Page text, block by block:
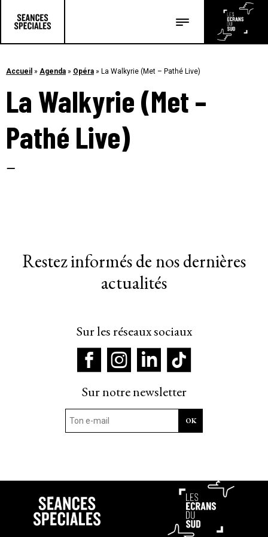
Les articles
Accueil » Agenda » Opéra » La Walkyrie (Met – Pathé Live)
La Walkyrie (Met –
Pathé Live)
–
Restez informés de nos dernières
actualités
Sur les réseaux sociaux
Sur notre newsletter